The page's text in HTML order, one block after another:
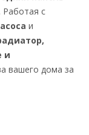
Работая с
и
и
вашего дома за